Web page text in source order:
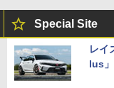
Special Site
レイ
lus